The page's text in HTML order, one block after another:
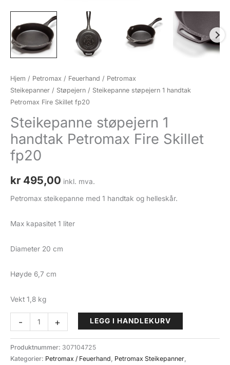
Hjem / Petromax / Feuerhand / Petromax
Steikepanner / Støpejern / Steikepanne støpejern 1 handtak
Petromax Fire Skillet fp20
Steikepanne støpejern 1
handtak Petromax Fire Skillet
fp20
kr 495,00 inkl. mva.
Petromax steikepanne med 1 handtak og helleskår.
Max kapasitet 1 liter
Diameter 20 cm
Høyde 6,7 cm
Vekt 1,8 kg
-
Steikepanne
støpejern
1
handtak
+ LEGG I HANDLEKURV
Produktnummer: 307104725
Kategorier: Petromax / Feuerhand, Petromax Steikepanner,